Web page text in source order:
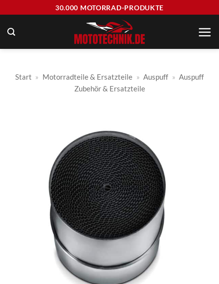
springen
30.000 MOTORRAD-PRODUKTE
Start » Motorradteile & Ersatzteile » Auspuff » Auspuff
Zubehör & Ersatzteile